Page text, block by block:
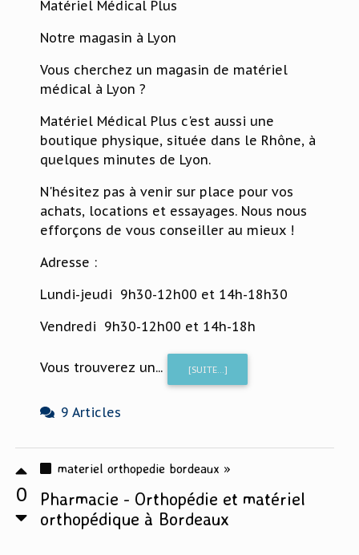
Matériel Médical Plus
Notre magasin à Lyon
Vous cherchez un magasin de matériel
médical à Lyon ?
Matériel Médical Plus c'est aussi une
boutique physique, située dans le Rhône, à
quelques minutes de Lyon.
N'hésitez pas à venir sur place pour vos
achats, locations et essayages. Nous nous
efforçons de vous conseiller au mieux !
Adresse :
Lundi-jeudi 9h30-12h00 et 14h-18h30
Vendredi 9h30-12h00 et 14h-18h
Vous trouverez un... [SUITE...]
9 Articles
0
materiel orthopedie bordeaux »
Pharmacie - Orthopédie et matériel
orthopédique à Bordeaux